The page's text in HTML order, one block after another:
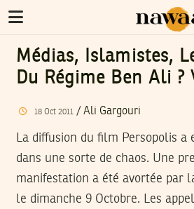
Médias, Islamistes,
Du Régime Ben Ali ?
18 Oct 2011/ Ali Gargouri
La diffusion du film Persopolis a
dans une sorte de chaos. Une
manifestation a été avortée par
le dimanche 9 Octobre. Les